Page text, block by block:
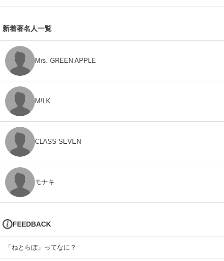
新着著名人一覧
Mrs. GREEN APPLE
M!LK
CLASS SEVEN
モナキ
FEEDBACK
「ねとらぼ」ってなに？